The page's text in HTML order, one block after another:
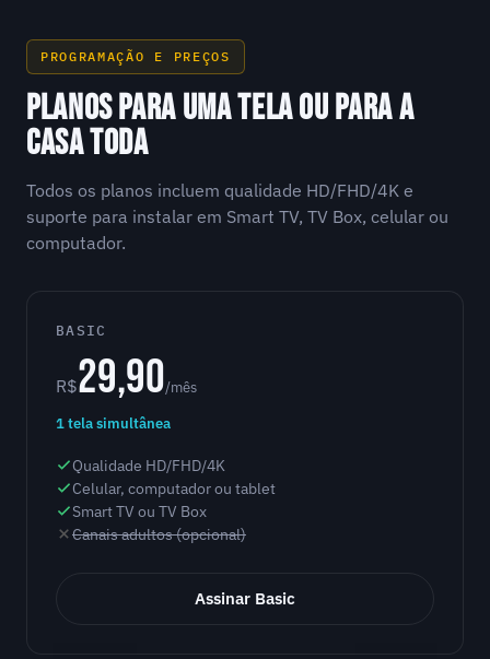
PROGRAMAÇÃO E PREÇOS
PLANOS PARA UMA TELA OU PARA A
CASA TODA
Todos os planos incluem qualidade HD/FHD/4K e
suporte para instalar em Smart TV, TV Box, celular ou
computador.
BASIC
R$29,90/mês
1 tela simultânea
Qualidade HD/FHD/4K
Celular, computador ou tablet
Smart TV ou TV Box
Canais adultos (opcional)
Assinar Basic